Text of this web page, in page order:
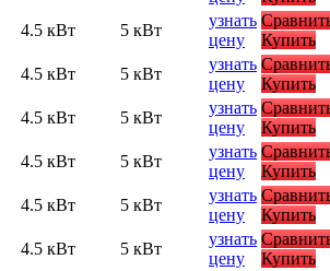
4.5 кВт 5 кВт
узнать
цену
Купить
4.5 кВт 5 кВт
узнать
цену
Купить
4.5 кВт 5 кВт
узнать
цену
Купить
4.5 кВт 5 кВт
узнать
цену
Купить
4.5 кВт 5 кВт
узнать
цену
Купить
4.5 кВт 5 кВт
узнать
цену
Купить